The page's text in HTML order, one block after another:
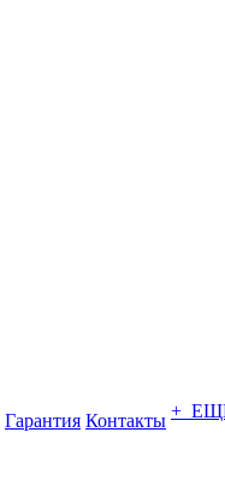
Гарантия Контакты +